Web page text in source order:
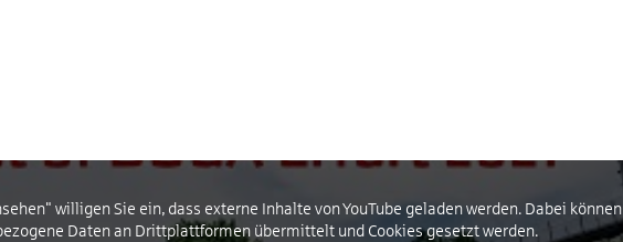
willigen Sie ein, dass externe Inhalte von YouTube geladen werden. Dabei können
Daten an Drittplattformen übermittelt und Cookies gesetzt werden.